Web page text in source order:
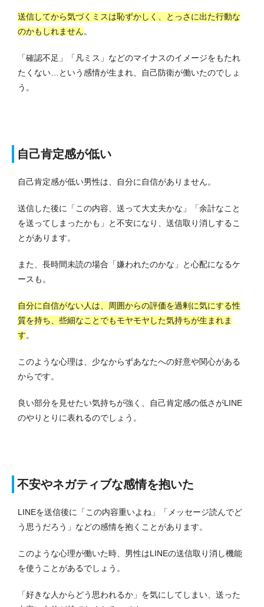
送信してから気づくミスは恥ずかしく、とっさに出た行動な
のかもしれません。
「確認不足」「凡ミス」などのマイナスのイメージをもたれ
たくない…という感情が生まれ、自己防衛が働いたのでしょ
う。
自己肯定感が低い
自己肯定感が低い男性は、自分に自信がありません。
送信した後に「この内容、送って大丈夫かな」「余計なこと
を送ってしまったかも」と不安になり、送信取り消しするこ
とがあります。
また、長時間未読の場合「嫌われたのかな」と心配になるケ
ースも。
自分に自信がない人は、周囲からの評価を過剰に気にする性
質を持ち、些細なことでもモヤモヤした気持ちが生まれま
す。
このような心理は、少なからずあなたへの好意や関心がある
からです。
良い部分を見せたい気持ちが強く、自己肯定感の低さがLINE
のやりとりに表れるのでしょう。
不安やネガティブな感情を抱いた
LINEを送信後に「この内容重いよね」「メッセージ読んでど
う思うだろう」などの感情を抱くことがあります。
このような心理が働いた時、男性はLINEの送信取り消し機能
を使うことがあるでしょう。
「好きな人からどう思われるか」を気にしてしまい、送った